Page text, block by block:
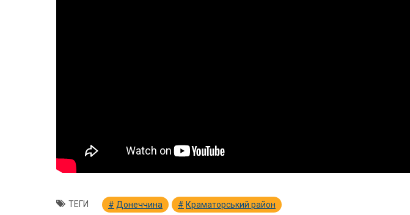
ТЕГИ Донеччина Краматорський район